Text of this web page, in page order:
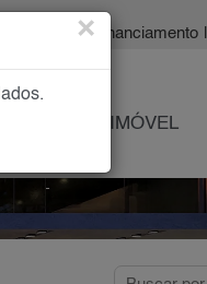
| Financiamento
SEU IMÓVEL
×